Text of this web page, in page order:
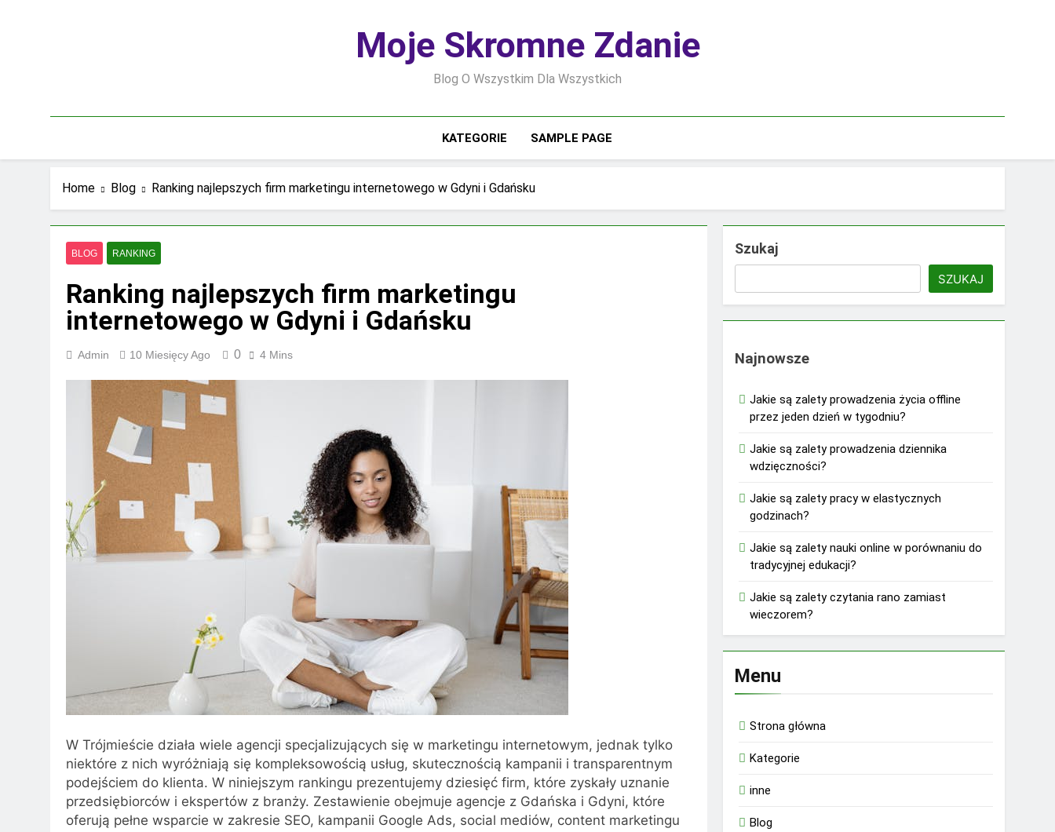
Moje Skromne Zdanie
Blog O Wszystkim Dla Wszystkich
KATEGORIE SAMPLE PAGE
Home Blog Ranking najlepszych firm marketingu internetowego w Gdyni i Gdańsku
BLOG RANKING
Ranking najlepszych firm marketingu
internetowego w Gdyni i Gdańsku
Admin 10 Miesięcy Ago 0 4 Mins
W Trójmieście działa wiele agencji specjalizujących się w marketingu internetowym, jednak tylko
niektóre z nich wyróżniają się kompleksowością usług, skutecznością kampanii i transparentnym
podejściem do klienta. W niniejszym rankingu prezentujemy dziesięć firm, które zyskały uznanie
przedsiębiorców i ekspertów z branży. Zestawienie obejmuje agencje z Gdańska i Gdyni, które
oferują pełne wsparcie w zakresie SEO, kampanii Google Ads, social mediów, content marketingu
Szukaj
SZUKAJ
Najnowsze
Jakie są zalety prowadzenia życia offline
przez jeden dzień w tygodniu?
Jakie są zalety prowadzenia dziennika
wdzięczności?
Jakie są zalety pracy w elastycznych
godzinach?
Jakie są zalety nauki online w porównaniu do
tradycyjnej edukacji?
Jakie są zalety czytania rano zamiast
wieczorem?
Menu
Strona główna
Kategorie
inne
Blog